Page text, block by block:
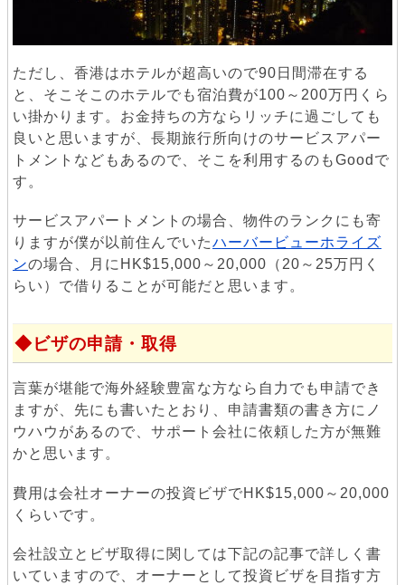
ただし、香港はホテルが超高いので90日間滞在する
と、そこそこのホテルでも宿泊費が100～200万円くら
い掛かります。お金持ちの方ならリッチに過ごしても
良いと思いますが、長期旅行所向けのサービスアパー
トメントなどもあるので、そこを利用するのもGoodで
す。
サービスアパートメントの場合、物件のランクにも寄
りますが僕が以前住んでいたハーバービューホライズ
ンの場合、月にHK$15,000～20,000（20～25万円く
らい）で借りることが可能だと思います。
ビザの申請・取得
言葉が堪能で海外経験豊富な方なら自力でも申請でき
ますが、先にも書いたとおり、申請書類の書き方にノ
ウハウがあるので、サポート会社に依頼した方が無難
かと思います。
費用は会社オーナーの投資ビザでHK$15,000～20,000
くらいです。
会社設立とビザ取得に関しては下記の記事で詳しく書
いていますので、オーナーとして投資ビザを目指す方